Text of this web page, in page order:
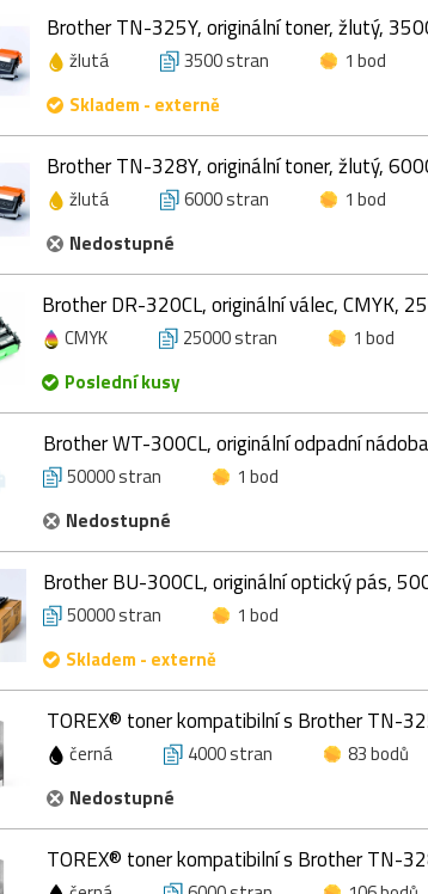
Brother TN-325Y, originální toner, žlutý,
žlutá 3500 stran
1 bod
Skladem - externě
Brother TN-328Y, originální toner, žlutý,
žlutá 6000 stran
1 bod
Nedostupné
Brother DR-320CL, originální válec, CMYK,
CMYK 25000 stran
1 bod
Poslední kusy
Brother WT-300CL, originální odpadní
50000 stran
1 bod
Nedostupné
Brother BU-300CL, originální optický pás,
50000 stran
1 bod
Skladem - externě
TOREX® toner kompatibilní s Brother TN-
černá 4000 stran
83 bodů
Nedostupné
TOREX® toner kompatibilní s Brother TN-